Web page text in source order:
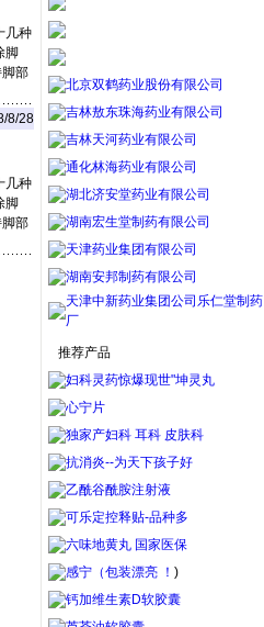
几种
脚
部
8/28
几种
脚
部
北京双鹤药业股份有限公司
吉林敖东珠海药业有限公司
吉林天河药业有限公司
通化林海药业有限公司
湖北济安堂药业有限公司
湖南宏生堂制药有限公司
天津药业集团有限公司
湖南安邦制药有限公司
天津中新药业集团公司乐仁堂制药
厂
推荐产品
妇科灵药惊爆现世"坤灵丸
心宁片
独家产妇科 耳科 皮肤科
抗消炎--为天下孩子好
乙酰谷酰胺注射液
可乐定控释贴-品种多
六味地黄丸 国家医保
感宁（包装漂亮 ！ )
钙加维生素D软胶囊